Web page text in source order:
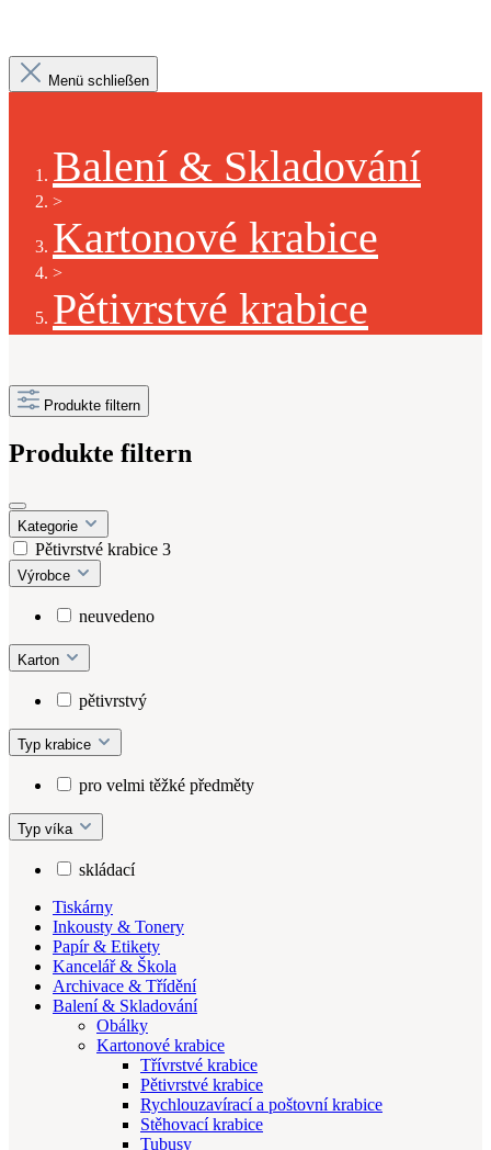
Menü schließen
Balení & Skladování
>
Kartonové krabice
>
Pětivrstvé krabice
Produkte filtern
Produkte filtern
Kategorie
Pětivrstvé krabice 3
Výrobce
neuvedeno
Karton
pětivrstvý
Typ krabice
pro velmi těžké předměty
Typ víka
skládací
Tiskárny
Inkousty & Tonery
Papír & Etikety
Kancelář & Škola
Archivace & Třídění
Balení & Skladování
Obálky
Kartonové krabice
Třívrstvé krabice
Pětivrstvé krabice
Rychlouzavírací a poštovní krabice
Stěhovací krabice
Tubusy